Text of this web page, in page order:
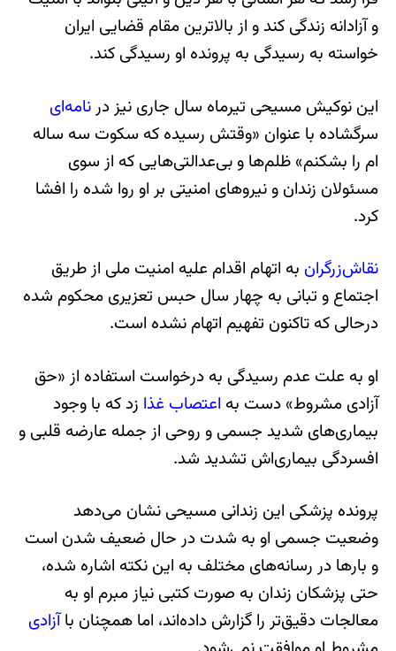
و آزادانه زندگی کند و از بالاترین مقام قضایی ایران
خواسته به رسیدگی به پرونده او رسیدگی کند.
این نوکیش مسیحی تیرماه سال جاری نیز در نامه‌ای
سرگشاده با عنوان «وقتش رسیده که سکوت سه ساله
ام را بشکنم» ظلم‌ها و بی‌عدالتی‌هایی که از سوی
مسئولان زندان و نیروهای امنیتی بر او روا شده را افشا
کرد.
نقاش‌زرگران به اتهام اقدام علیه امنیت ملی از طریق
اجتماع و تبانی به چهار سال حبس تعزیری محکوم شده
درحالی که تاکنون تفهیم اتهام نشده است.
او به علت عدم رسیدگی به درخواست استفاده از «حق
آزادی مشروط» دست به اعتصاب غذا زد که با وجود
بیماری‌های شدید جسمی و روحی از جمله عارضه قلبی و
افسردگی بیماری‌اش تشدید شد.
پرونده پزشکی این زندانی مسیحی نشان می‌دهد
وضعیت جسمی او به شدت در حال ضعیف شدن است
و بارها در رسانه‌های مختلف به این نکته اشاره شده،
حتی پزشکان زندان به صورت کتبی نیاز مبرم او به
معالجات دقیق‌تر را گزارش داده‌اند، اما همچنان باآزادی